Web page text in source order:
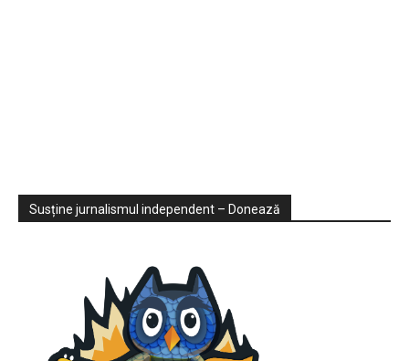
Sondaje
Video
Susține jurnalismul independent – Donează